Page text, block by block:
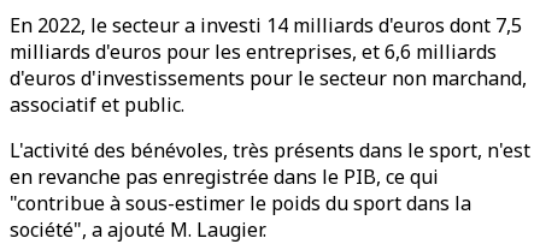
En 2022, le secteur a investi 14 milliards d'euros dont 7,5
milliards d'euros pour les entreprises, et 6,6 milliards
d'euros d'investissements pour le secteur non marchand,
associatif et public.
L'activité des bénévoles, très présents dans le sport, n'est
en revanche pas enregistrée dans le PIB, ce qui
"contribue à sous-estimer le poids du sport dans la
société", a ajouté M. Laugier.